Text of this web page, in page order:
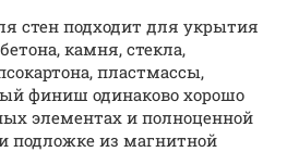
стен подходит для укрытия
камня, стекла,
пластмассы,
финиш одинаково хорошо
элементах и полноценной
подложке из магнитной